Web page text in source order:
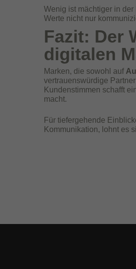
Wenig ist mächtiger in
Werte nicht nur
Fazit: Der
digitalen
Marken, die sowohl auf
vertrauenswürdige
Kundenstimmen schafft
macht.
Für tiefergehende
Kommunikation, lohnt es